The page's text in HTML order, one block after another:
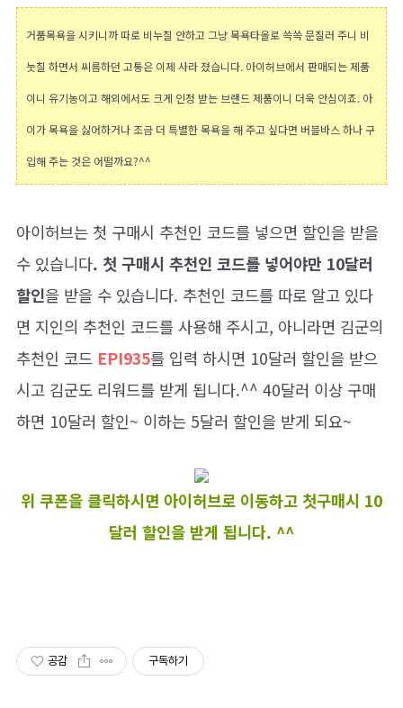
거품목욕을 시키니까 따로 비누칠 안하고 그냥 목욕타올로 쓱쓱 문질러 주니 비
눗칠 하면서 씨름하던 고통은 이제 사라 졌습니다. 아이허브에서 판매되는 제품
이니 유기농이고 해외에서도 크게 인정 받는 브랜드 제품이니 더욱 안심이죠. 아
이가 목욕을 싫어하거나 조금 더 특별한 목욕을 해 주고 싶다면 버블바스 하나 구
입해 주는 것은 어떨까요?^^
아이허브는 첫 구매시 추천인 코드를 넣으면 할인을 받을
수 있습니다. 첫 구매시 추천인 코드를 넣어야만 10달러
할인을 받을 수 있습니다. 추천인 코드를 따로 알고 있다
면 지인의 추천인 코드를 사용해 주시고, 아니라면 김군의
추천인 코드 EPI935를 입력 하시면 10달러 할인을 받으
시고 김군도 리워드를 받게 됩니다.^^ 40달러 이상 구매
하면 10달러 할인~ 이하는 5달러 할인을 받게 되요~
위 쿠폰을 클릭하시면 아이허브로 이동하고 첫구매시 10
달러 할인을 받게 됩니다. ^^
공감 구독하기